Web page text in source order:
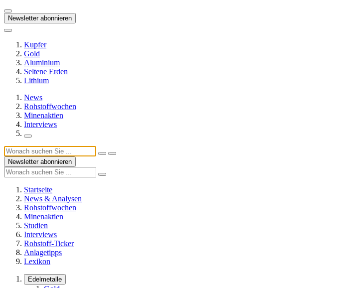
Newsletter abonnieren
Kupfer
Gold
Aluminium
Seltene Erden
Lithium
News
Rohstoffwochen
Minenaktien
Interviews
Newsletter abonnieren
Startseite
News & Analysen
Rohstoffwochen
Minenaktien
Studien
Interviews
Rohstoff-Ticker
Anlagetipps
Lexikon
Edelmetalle